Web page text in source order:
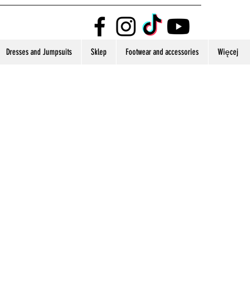
Dresses and Jumpsuits Sklep Footwear and accessories Więcej